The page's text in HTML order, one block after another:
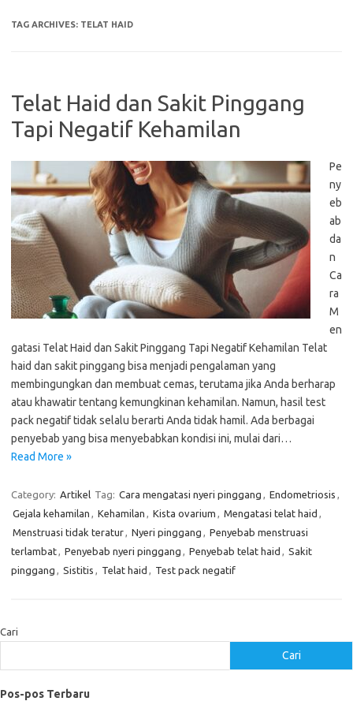
TAG ARCHIVES: TELAT HAID
Telat Haid dan Sakit Pinggang
Tapi Negatif Kehamilan
Pe
ny
eb
ab
da
n
Ca
ra
M
en
gatasi Telat Haid dan Sakit Pinggang Tapi Negatif Kehamilan Telat
haid dan sakit pinggang bisa menjadi pengalaman yang
membingungkan dan membuat cemas, terutama jika Anda berharap
atau khawatir tentang kemungkinan kehamilan. Namun, hasil test
pack negatif tidak selalu berarti Anda tidak hamil. Ada berbagai
penyebab yang bisa menyebabkan kondisi ini, mulai dari…
Read More »
Category: Artikel Tag: Cara mengatasi nyeri pinggang , Endometriosis ,
Gejala kehamilan , Kehamilan , Kista ovarium , Mengatasi telat haid ,
Menstruasi tidak teratur, Nyeri pinggang , Penyebab menstruasi
terlambat, Penyebab nyeri pinggang , Penyebab telat haid , Sakit
pinggang , Sistitis , Telat haid , Test pack negatif
Cari
Cari
Pos-pos Terbaru